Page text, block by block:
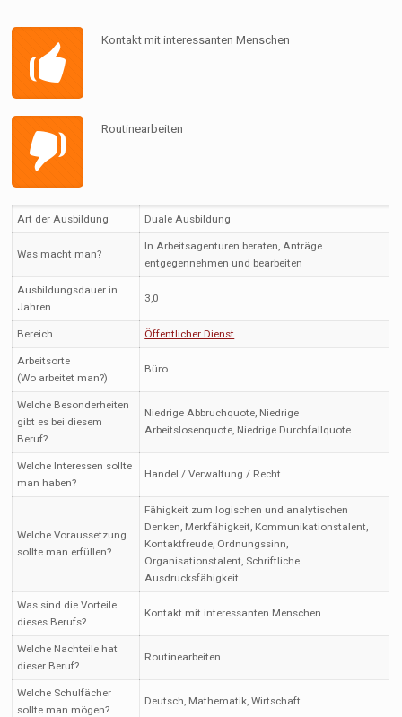
Kontakt mit interessanten Menschen
Routinearbeiten
Art der Ausbildung Duale Ausbildung
Was macht man?
In Arbeitsagenturen beraten, Anträge
entgegennehmen und bearbeiten
Ausbildungsdauer in
Jahren
3,0
Bereich Öffentlicher Dienst
Arbeitsorte
(Wo arbeitet man?)
Büro
Welche Besonderheiten
gibt es bei diesem
Beruf?
Niedrige Abbruchquote, Niedrige
Arbeitslosenquote, Niedrige Durchfallquote
Welche Interessen sollte
man haben?
Handel / Verwaltung / Recht
Welche Voraussetzung
sollte man erfüllen?
Fähigkeit zum logischen und analytischen
Denken, Merkfähigkeit, Kommunikationstalent,
Kontaktfreude, Ordnungssinn,
Organisationstalent, Schriftliche
Ausdrucksfähigkeit
Was sind die Vorteile
dieses Berufs?
Kontakt mit interessanten Menschen
Welche Nachteile hat
dieser Beruf?
Routinearbeiten
Welche Schulfächer
sollte man mögen?
Deutsch, Mathematik, Wirtschaft